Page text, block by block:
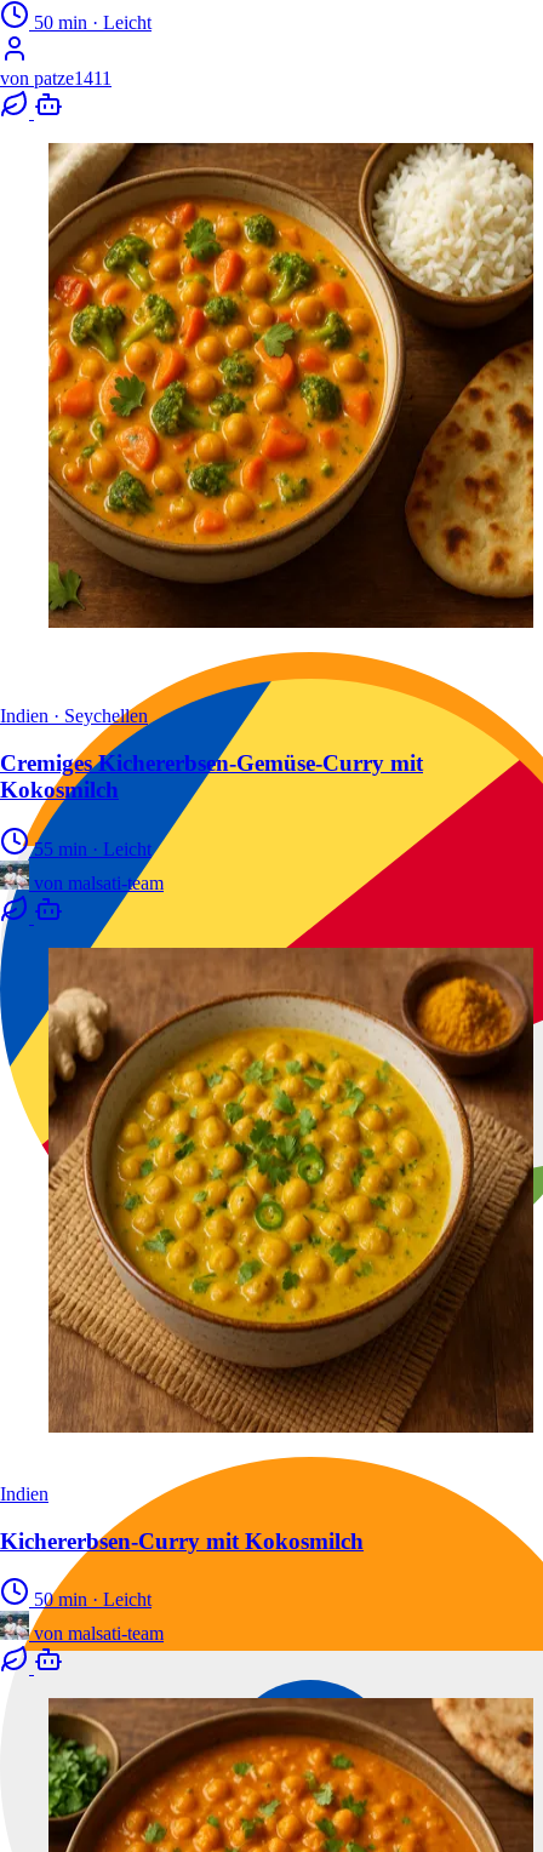
50 min · Leicht
von patze1411
Indien · Seychellen
Cremiges Kichererbsen-Gemüse-Curry mit
Kokosmilch
55 min · Leicht
von malsati-team
Indien
Kichererbsen-Curry mit Kokosmilch
50 min · Leicht
von malsati-team